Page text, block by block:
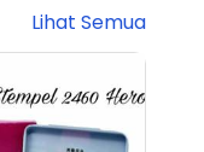
Lihat Semua